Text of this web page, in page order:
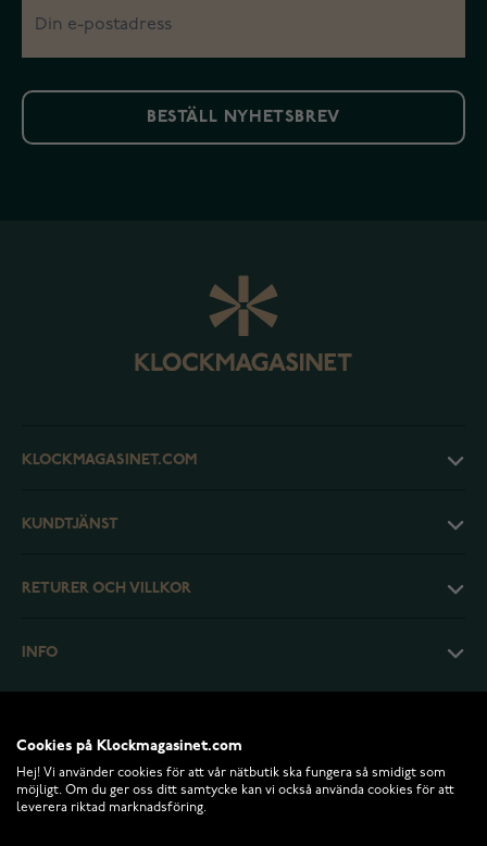
BESTÄLL NYHETSBREV
KLOCKMAGASINET.COM
KUNDTJÄNST
RETURER OCH VILLKOR
INFO
Cookies på Klockmagasinet.com
Hej! Vi använder cookies för att vår nätbutik ska fungera så smidigt som
möjligt. Om du ger oss ditt samtycke kan vi också använda cookies för att
leverera riktad marknadsföring.